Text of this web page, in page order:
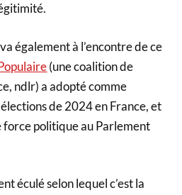
également à l’encontre de ce
(une coalition de
ndlr) a adopté comme
de 2024 en France, et
politique au Parlement
éculé selon lequel c’est la